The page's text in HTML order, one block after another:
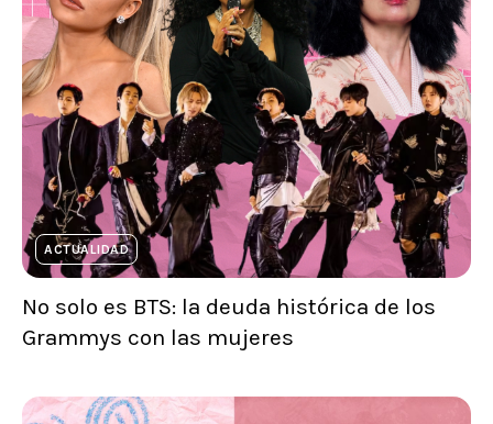
ACTUALIDAD
No solo es BTS: la deuda histórica de los
Grammys con las mujeres